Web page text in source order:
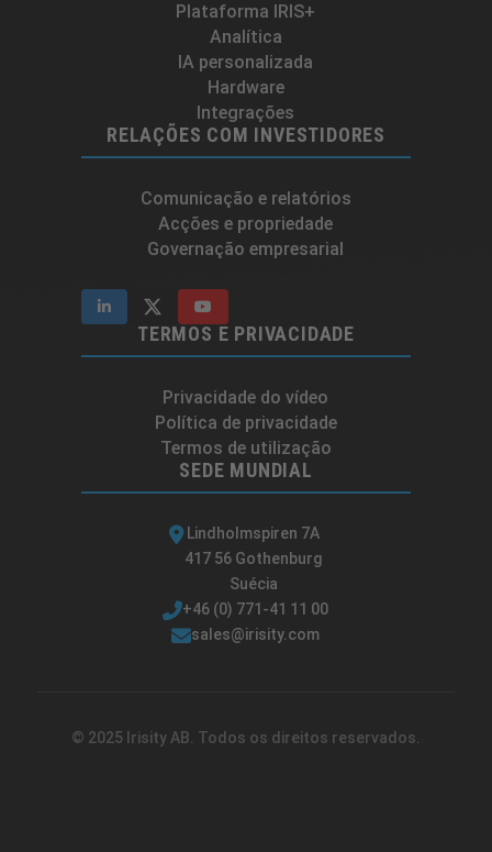
Plataforma IRIS+
Analítica
IA personalizada
Hardware
Integrações
RELAÇÕES COM INVESTIDORES
Comunicação e relatórios
Acções e propriedade
Governação empresarial
TERMOS E PRIVACIDADE
Privacidade do vídeo
Política de privacidade
Termos de utilização
SEDE MUNDIAL
Lindholmspiren 7A
417 56 Gothenburg
Suécia
+46 (0) 771-41 11 00
sales@irisity.com
© 2025 Irisity AB. Todos os direitos reservados.